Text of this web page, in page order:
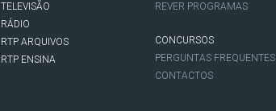
TELEVISÃO
RÁDIO
RTP ARQUIVOS
RTP ENSINA
REVER PROGRAMAS
CONCURSOS
PERGUNTAS FREQUENTES
CONTACTOS